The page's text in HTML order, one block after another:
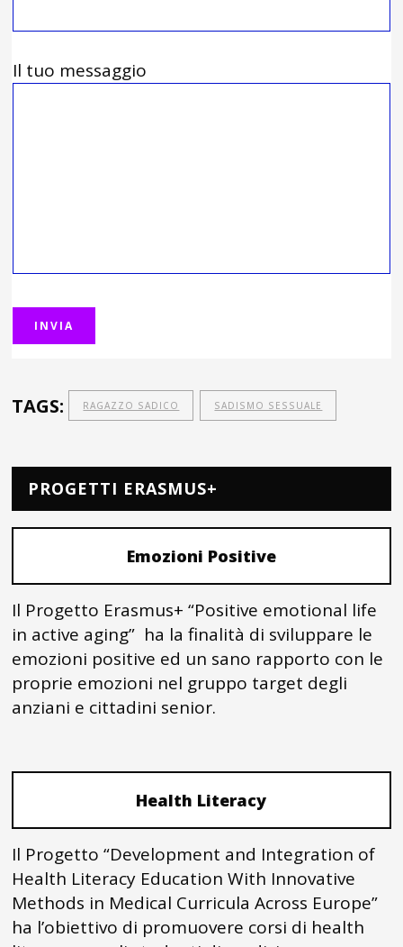
Il tuo messaggio
TAGS: RAGAZZO SADICO SADISMO SESSUALE
PROGETTI ERASMUS+
Emozioni Positive
Il Progetto Erasmus+ “Positive emotional life
in active aging” ha la finalità di sviluppare le
emozioni positive ed un sano rapporto con le
proprie emozioni nel gruppo target degli
anziani e cittadini senior.
Health Literacy
Il Progetto “Development and Integration of
Health Literacy Education With Innovative
Methods in Medical Curricula Across Europe”
ha l’obiettivo di promuovere corsi di health